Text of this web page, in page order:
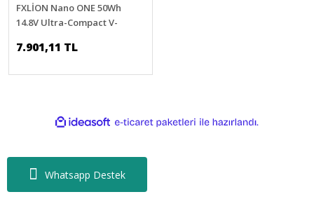
Whatsapp Destek
FXLİON Nano ONE 50Wh
14.8V Ultra-Compact V-
7.901,11 TL
ideasoft
e-